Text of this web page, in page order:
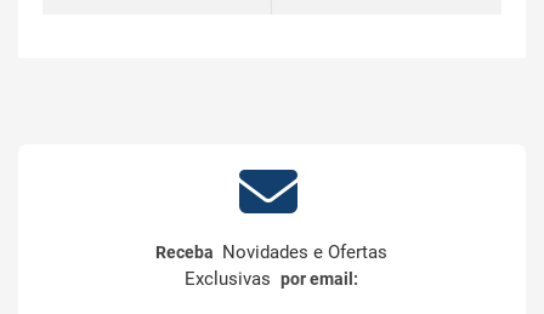
Receba Novidades e Ofertas
Exclusivaspor email: